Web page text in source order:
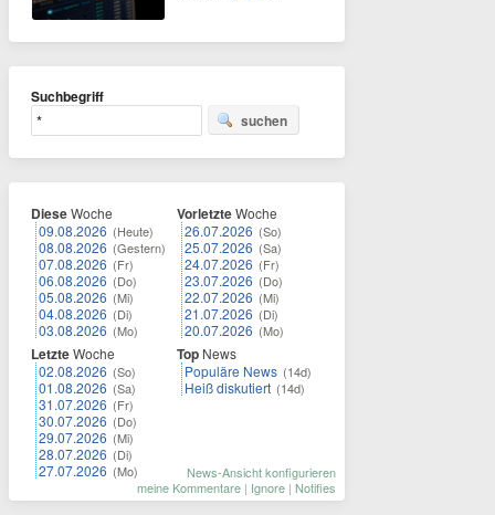
Suchbegriff
suchen
DieseWoche
09.08.2026 (Heute)
08.08.2026 (Gestern)
07.08.2026 (Fr)
06.08.2026 (Do)
05.08.2026 (Mi)
04.08.2026 (Di)
03.08.2026 (Mo)
LetzteWoche
02.08.2026 (So)
01.08.2026 (Sa)
31.07.2026 (Fr)
30.07.2026 (Do)
29.07.2026 (Mi)
28.07.2026 (Di)
27.07.2026 (Mo)
VorletzteWoche
26.07.2026 (So)
25.07.2026 (Sa)
24.07.2026 (Fr)
23.07.2026 (Do)
22.07.2026 (Mi)
21.07.2026 (Di)
20.07.2026 (Mo)
Top News
Populäre News (14d)
Heiß diskutiert (14d)
News-Ansicht konfigurieren
meine Kommentare | Ignore | Notifies